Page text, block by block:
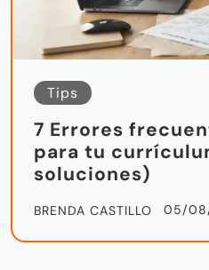
Tips
7 Errores
para tu
soluciones)
BRENDA CASTILLO 05/